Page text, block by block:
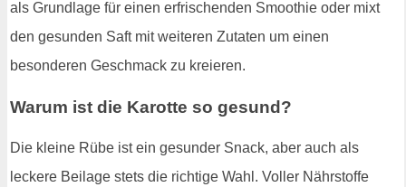
als Grundlage für einen erfrischenden Smoothie oder mixt
den gesunden Saft mit weiteren Zutaten um einen
besonderen Geschmack zu kreieren.
Warum ist die Karotte so gesund?
Die kleine Rübe ist ein gesunder Snack, aber auch als
leckere Beilage stets die richtige Wahl. Voller Nährstoffe